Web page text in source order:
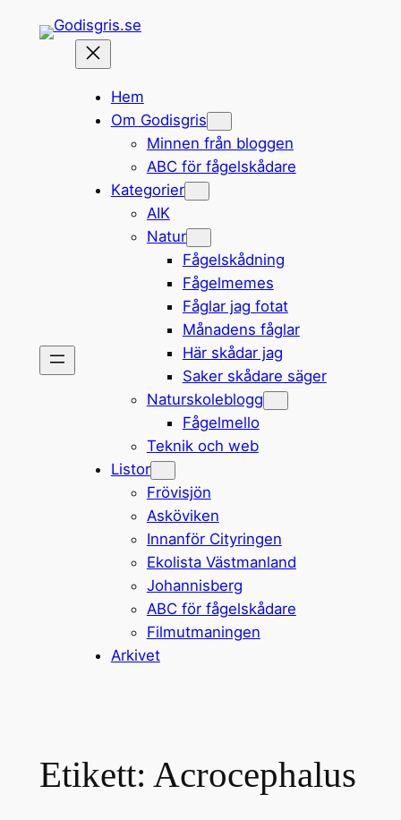
Hem
Om Godisgris
Minnen från bloggen
ABC för fågelskådare
Kategorier
AIK
Natur
Fågelskådning
Fågelmemes
Fåglar jag fotat
Månadens fåglar
Här skådar jag
Saker skådare säger
Naturskoleblogg
Fågelmello
Teknik och web
Listor
Frövisjön
Asköviken
Innanför Cityringen
Ekolista Västmanland
Johannisberg
ABC för fågelskådare
Filmutmaningen
Arkivet
Etikett: Acrocephalus